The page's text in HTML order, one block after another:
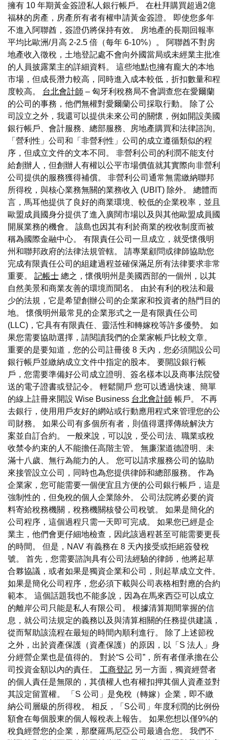
擁有 10 年期黃金簽證私人銀行帳戶。 在杜拜購買超過2億
福林的房產，房產所有者有權申請黃金簽證。 即使您多年
不進入阿聯酋，簽證仍將保持有效。 房地產的長期回報率
平均比歐洲/月高 2-2.5 倍（每年 6-10%）。 阿聯酋不對房
地產收入徵稅，土地登記處不會向外國當局或未經業主批准
的人員披露業主的詳細資料。 這些地點也擁有龐大的本地
市場，但成長潛力較高，同時進入成本較低，折扣數量和程
度較高。 台北會計師 – 匈牙利稅務局不會調查您在愛爾蘭
的公司的事務，他們無權對愛爾蘭公司採取行動。 除了公
司設立之外，我還可以提供未來公司的關懷，例如開設美國
銀行帳戶、會計服務、總部服務、房地產購買和法律諮詢。
「營利性」公司和「非營利性」公司的成立遵循類似的程
序，但成立文件的文本不同。 非營利公司的利潤不能支付
給創辦人，但創辦人有權以公平市場價值就其實際向非營利
公司提供的服務獲得補償。 非營利公司通常無需繳納聯邦
所得稅，與核心業務無關的業務收入 (UBIT) 除外。 總體而
言，馬耳他提供了良好的商業環境、較低的企業稅率，並且
歐盟成員國身分提供了進入廣闊市場以及與其他歐盟成員國
開展業務的機會。 該島也因其有利於商業的稅收制度而被
稱為國際金融中心。 有限責任公司一旦成立，就受懷俄明
州和聯邦政府的法律法規管轄。 請專業顧問或律師協助您
完成有限責任公司的組建過程並確保滿足所有法律要求非常
重要。 記帳士 總之，懷俄明州是美國西部的一個州，以其
自然美景和商業友善的環境而聞名。 由於有利的稅法和最
少的法規，它是希望創辦公司的企業家和投資者的熱門目的
地。 懷俄明州最常見的企業形式之一是有限責任公司
(LLC)，它具有有限責任、靈活性和轉嫁稅等許多優勢。 如
果您需要協助選擇，請閱讀我們的企業家帳戶比較文章。
重要的是要知道，您的公司註冊後 8 天內，您必須開設公司
銀行帳戶並繳納成立文件中指定的股本。 要開設銀行帳
戶，您需要準備好公司成立證明、簽名樣本以及商事法院發
送的電子證書或登記令。 輕鬆開戶 您可以透過快速、簡單
的線上註冊來開設 Wise Business 台北會計師 帳戶。 不再
去銀行，使用用戶友好的網站或行動應用程式來管理您的公
司財務。 如果公司有多個所有者，則值得選擇傳統解決方
案並自訂合約。 一般來說，可以說，受公司法、職業或稅
收禁令約束的人不能擔任高階主管。 無廉潔道德證明、未
滿十八歲、無行為能力的人。 您可以請求服務公司的協助
來接管設立公司，同時也為您提供律師和總部服務。 作為
企業家，您可能需要一個便宜且方便的公司銀行帳戶，這是
強制性的，但免稅的個人企業除外。 公司法院將必要的資
料寄給稅務機關，稅務機關核發公司稅號。 如果是簡化的
公司程序，這個過程只需一天即可完成。 如果您已經是企
業主，他們會更仔細地檢查，因此該過程甚至可能需要更長
的時間。 但是，NAV 有義務在 8 天內接受或拒絕簽發稅
號。 首先，您需要諮詢具有公司法經驗的律師，他將起草
合夥協議，或者如果是獨資企業和公司，則起草成立文件。
如果是簡化公司程序，您必須下載與公司表格相對應的合約
範本。 這個話題我也不能多說，因為在馬來西亞可以成立
的離岸公司只能是私人有限公司。 根據清算期間掌握的信
息，就公司法規定的義務以及與清算相關的任務提供建議，
從而幫助該流程在最短的時間內順利進行。 除了上述節稅
之外，出於資產保護（資產保護）的原因，以「S 法人」身
分經營企業也是值得的。 對於“S 公司”，所有者僅承擔在公
司投資金額以內的責任。 工商登記 另一方面，獨資經營者
的個人責任是無限的，其債權人也有權扣押其個人資產並對
其設定留置權。 「S 公司」是免稅（轉嫁）企業，即不繳
納公司層級的所得稅。 相反，「S公司」年度利潤的比例份
額會在每個股東的個人報稅表上報告。 如果您想以僅9%的
稅負經營您的企業，那麼羅馬尼亞公司最適合您。 我們不